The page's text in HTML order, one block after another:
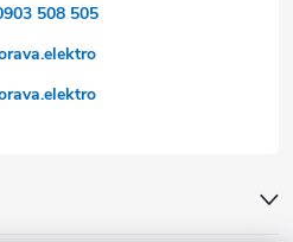
508 505